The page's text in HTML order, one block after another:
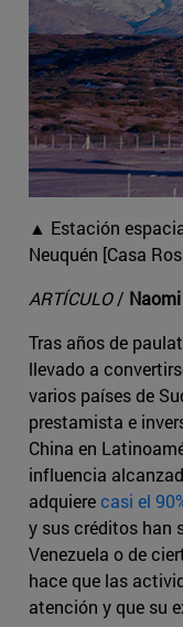
▲ Estación
Neuquén [Casa
ARTÍCULO/
Tras años de
llevado a
varios países de
prestamista e
China en
influencia
adquierecasi el
y sus créditos han
Venezuela o de
hace que las
atención y que su